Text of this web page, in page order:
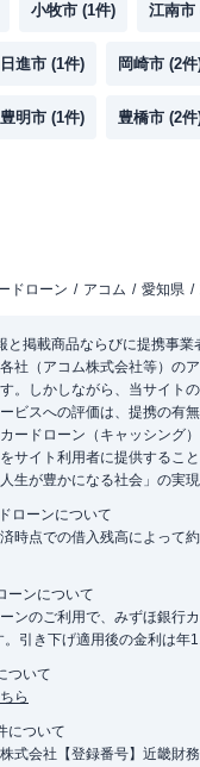
小牧市 (1件) 江南市
日進市 (1件) 岡崎市 (2件
豊明市 (1件) 豊橋市 (2件
ドローン アコム 愛知県
と掲載商品ならびに提携事業
社（アコム株式会社等）の
。しかしながら、当サイト
ビスへの評価は、提携の有
ードローン（キャッシング
サイト利用者に提供するこ
生が豊かになる社会」の実現
ローンについて
時点での借入残高によって
ーンについて
ンのご利用で、みずほ銀行
引き下げ適用後の金利は年
ついて
ら
について
式会社【登録番号】近畿財